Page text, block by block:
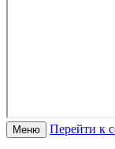
Меню Перейти к